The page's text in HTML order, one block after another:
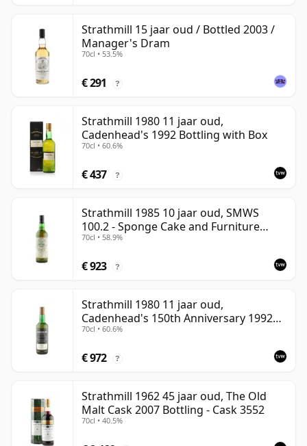
Strathmill 15 jaar oud / Bottled 2003 /
Manager's Dram
70cl • 53.5%
€ 291 ?
Strathmill 1980 11 jaar oud,
Cadenhead's 1992 Bottling with Box
70cl • 60.6%
€ 437 ?
Strathmill 1985 10 jaar oud, SMWS
100.2 - Sponge Cake and Furniture
Polish
70cl • 58.9%
€ 923 ?
Strathmill 1980 11 jaar oud,
Cadenhead's 150th Anniversary 1992
Bottling
70cl • 60.6%
€ 972 ?
Strathmill 1962 45 jaar oud, The Old
Malt Cask 2007 Bottling - Cask 3552
70cl • 40.5%